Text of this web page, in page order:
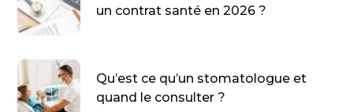
un contrat santé en 2026 ?
Qu’est ce qu’un stomatologue et
quand le consulter ?